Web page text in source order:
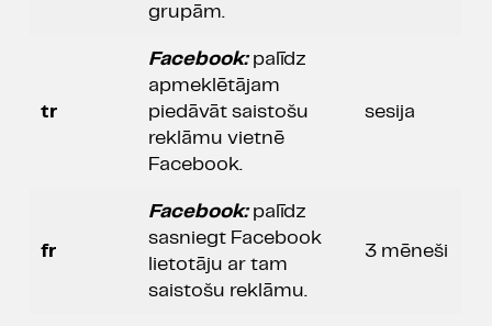
grupām.
tr
Facebook:palīdz
apmeklētājam
piedāvāt saistošu
reklāmu vietnē
Facebook.
sesija
fr
Facebook: palīdz
sasniegt Facebook
lietotāju ar tam
saistošu reklāmu.
3 mēneši